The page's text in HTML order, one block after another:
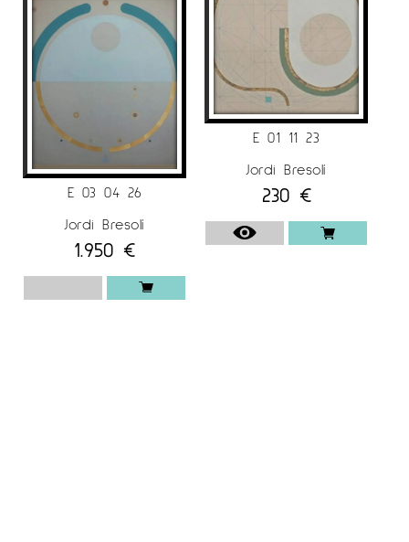
E 03 04 26
Jordi Bresolí
1.950 €
E 01 11 23
Jordi Bresolí
230 €